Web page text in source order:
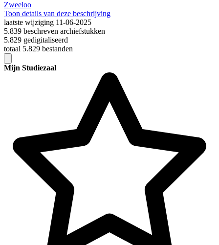
Zweeloo
Toon details van deze beschrijving
laatste wijziging 11-06-2025
5.839 beschreven archiefstukken
5.829 gedigitaliseerd
totaal 5.829 bestanden
Mijn Studiezaal